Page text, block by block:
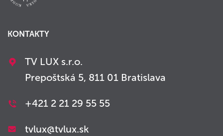
KONTAKTY
TV LUX s.r.o.
Prepoštská 5, 811 01 Bratislava
+421 2 21 29 55 55
tvlux@tvlux.sk